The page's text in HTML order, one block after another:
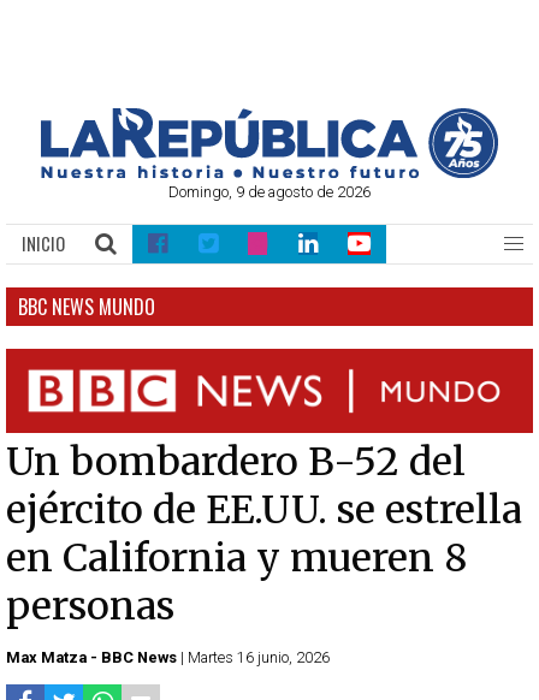
Domingo, 9 de agosto de 2026
INICIO
BBC NEWS MUNDO
Un bombardero B-52 del
ejército de EE.UU. se estrella
en California y mueren 8
personas
Max Matza - BBC News | Martes 16 junio, 2026